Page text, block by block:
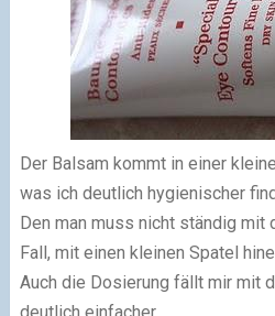
Der Balsam kommt in einer
was ich deutlich hygienischer
Den man muss nicht ständig mit
Fall, mit einen kleinen Spatel
Auch die Dosierung fällt mir mit